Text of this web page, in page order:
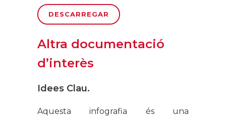
DESCARREGAR
Altra documentació
d’interès
Idees Clau.
Aquesta infografia és una